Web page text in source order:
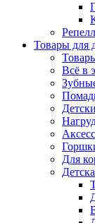
Товары для
Всё в
Для